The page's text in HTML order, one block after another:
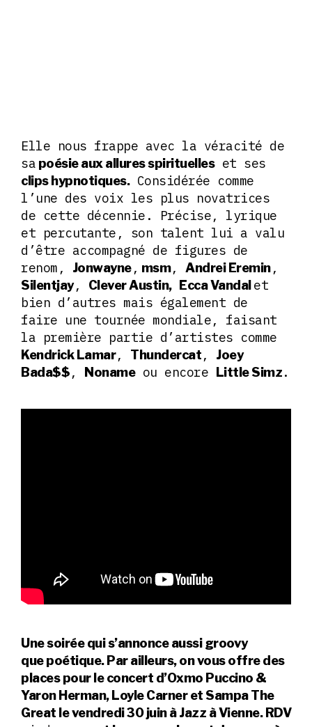
Elle nous frappe avec la véracité de
sa poésie aux allures spirituelleset ses
clips hypnotiques.Considérée comme
l’une des voix les plus novatrices
de cette décennie. Précise, lyrique
et percutante, son talent lui a valu
d’être accompagné de figures de
renom,
Jonwayne, msm, Andrei Eremin,
Silentjay, Clever Austin, Ecca Vandal et
bien d’autres mais également de
faire une tournée mondiale, faisant
la première partie d’artistes comme
Kendrick Lamar, Thundercat, Joey
Bada$$, Nonameou encore Little Simz.
Une soirée qui s’annonce aussi groovy
que poétique. Par ailleurs, on vous offre des
places pour le concert d’Oxmo Puccino &
Yaron Herman, Loyle Carner et Sampa The
Great le vendredi 30 juin à Jazz à Vienne. RDV